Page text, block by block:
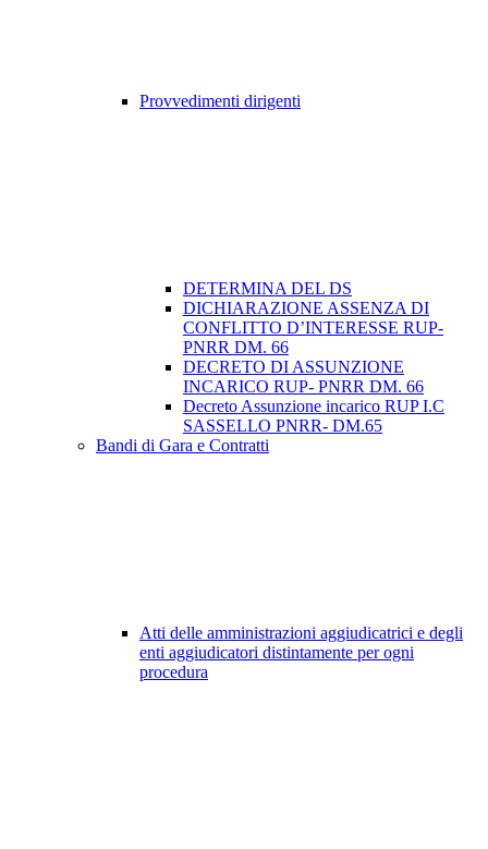
Provvedimenti dirigenti
DETERMINA DEL DS
DICHIARAZIONE ASSENZA DI
CONFLITTO D’INTERESSE RUP-
PNRR DM. 66
DECRETO DI ASSUNZIONE
INCARICO RUP- PNRR DM. 66
Decreto Assunzione incarico RUP I.C
SASSELLO PNRR- DM.65
Bandi di Gara e Contratti
Atti delle amministrazioni aggiudicatrici e degli
enti aggiudicatori distintamente per ogni
procedura